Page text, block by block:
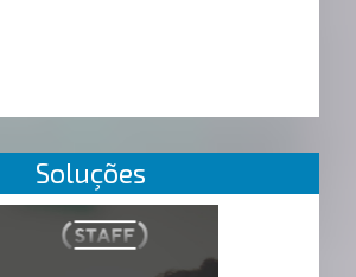
Soluções